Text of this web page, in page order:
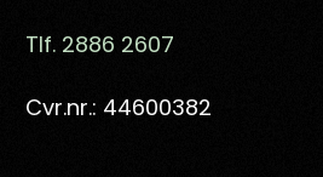
Tlf. 2886 2607
Cvr.nr.: 44600382